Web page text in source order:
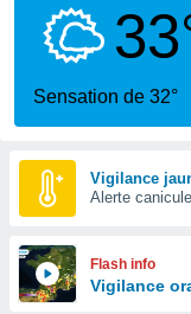
Sensation de 32°
Vigilance
Alerte
Flash info
Vigilance